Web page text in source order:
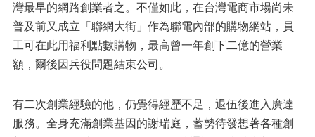
灣最早的網路創業者之。不僅如此，在台灣電商市場尚未
普及前又成立「聯網大街」作為聯電內部的購物網站，員
工可在此用福利點數購物，最高曾一年創下二億的營業
額，爾後因兵役問題結束公司。
有二次創業經驗的他，仍覺得經歷不足，退伍後進入廣達
服務。全身充滿創業基因的謝瑞庭，蓄勢待發想著各種創